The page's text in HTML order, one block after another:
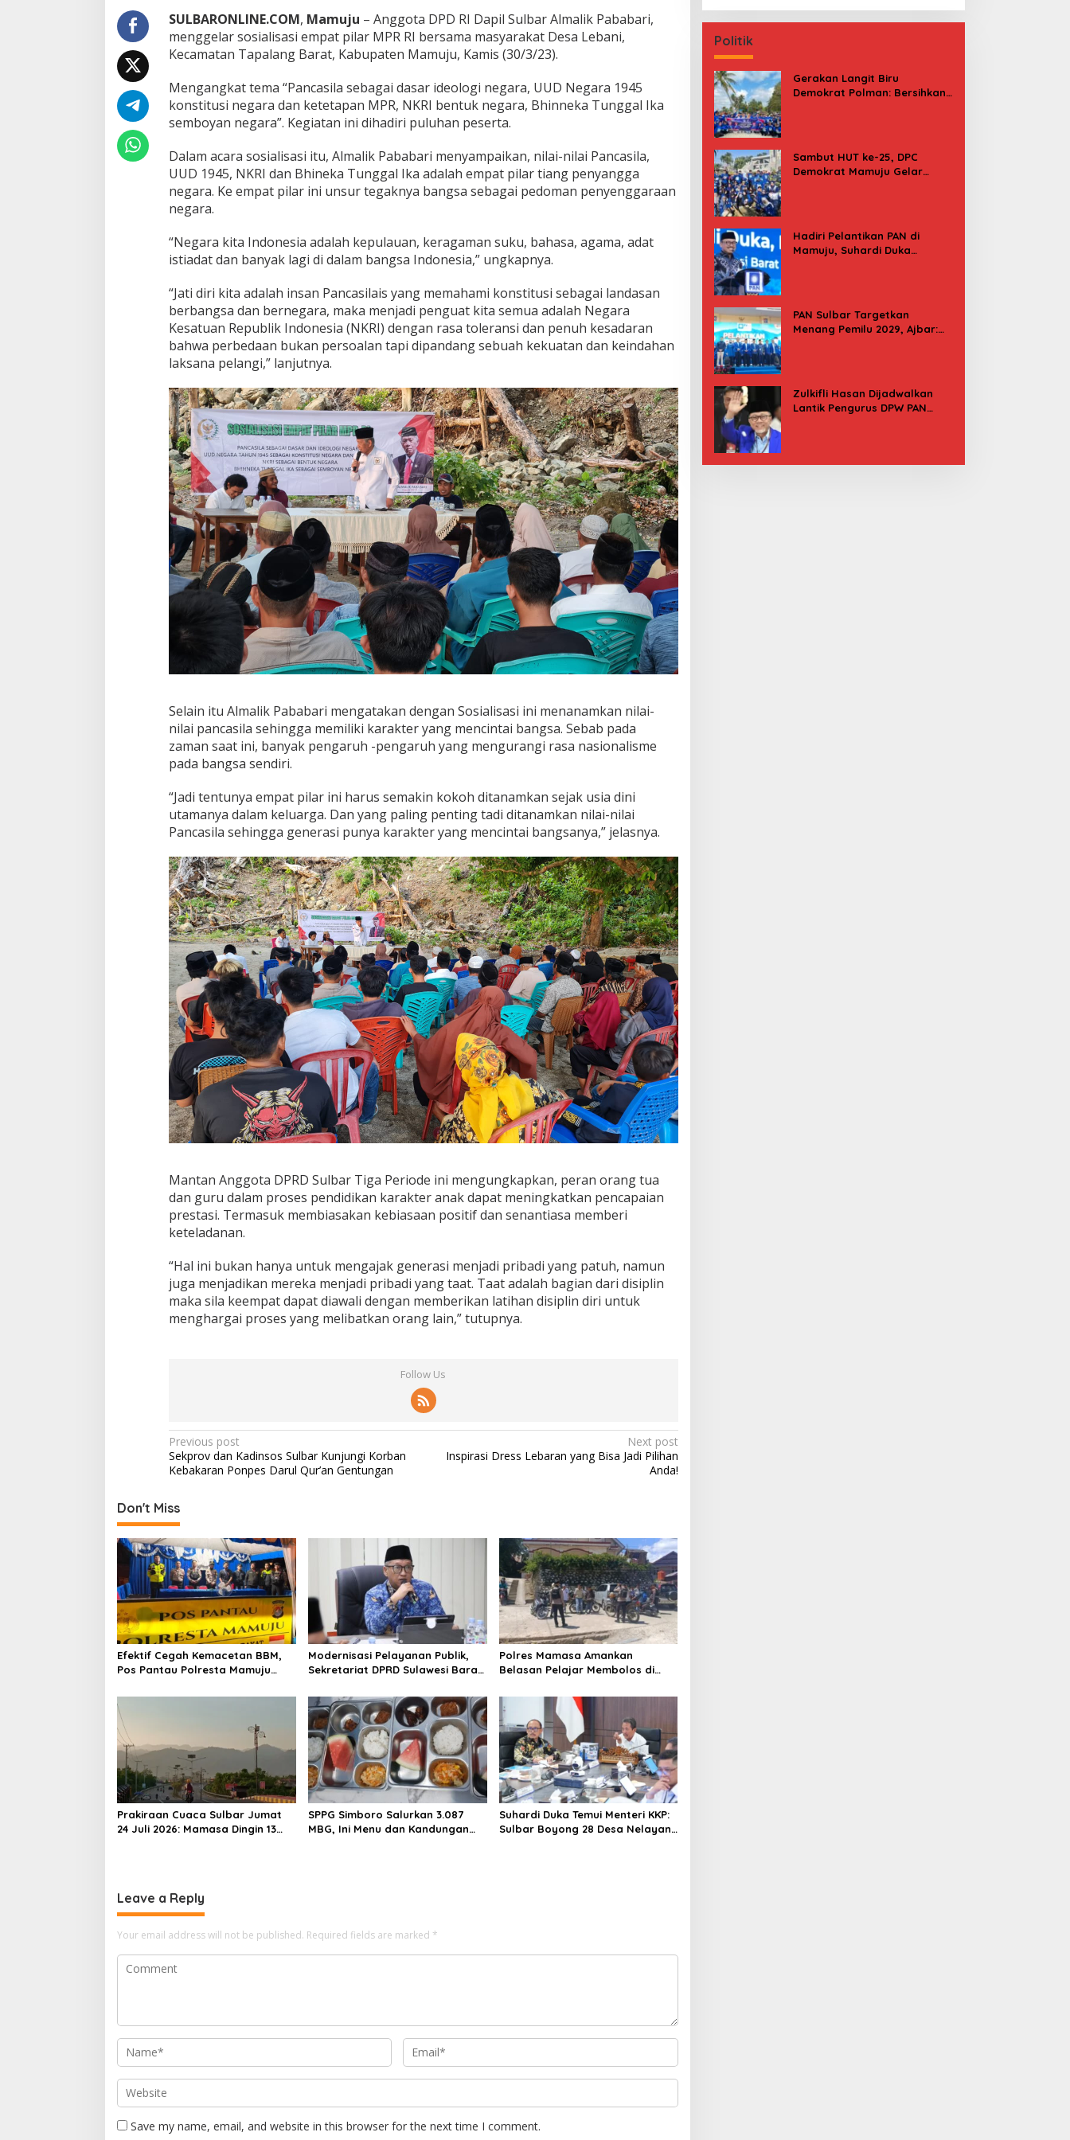
s
a
s
i
P
i
l
a
d
i
D
L
e
a
i
SULBARONLINE.COM, Mamuju – Anggota DPD RI Dapil Sulbar Almalik Pababari,
menggelar sosialisasi empat pilar MPR RI bersama masyarakat Desa Lebani,
Kecamatan Tapalang Barat, Kabupaten Mamuju, Kamis (30/3/23).
Mengangkat tema “Pancasila sebagai dasar ideologi negara, UUD Negara 1945
konstitusi negara dan ketetapan MPR, NKRI bentuk negara, Bhinneka Tunggal Ika
semboyan negara”. Kegiatan ini dihadiri puluhan peserta.
Dalam acara sosialisasi itu, Almalik Pababari menyampaikan, nilai-nilai Pancasila,
UUD 1945, NKRI dan Bhineka Tunggal Ika adalah empat pilar tiang penyangga
negara. Ke empat pilar ini unsur tegaknya bangsa sebagai pedoman penyenggaraan
negara.
“Negara kita Indonesia adalah kepulauan, keragaman suku, bahasa, agama, adat
istiadat dan banyak lagi di dalam bangsa Indonesia,” ungkapnya.
“Jati diri kita adalah insan Pancasilais yang memahami konstitusi sebagai landasan
berbangsa dan bernegara, maka menjadi penguat kita semua adalah Negara
Kesatuan Republik Indonesia (NKRI) dengan rasa toleransi dan penuh kesadaran
bahwa perbedaan bukan persoalan tapi dipandang sebuah kekuatan dan keindahan
laksana pelangi,” lanjutnya.
Selain itu Almalik Pababari mengatakan dengan Sosialisasi ini menanamkan nilai-
nilai pancasila sehingga memiliki karakter yang mencintai bangsa. Sebab pada
zaman saat ini, banyak pengaruh -pengaruh yang mengurangi rasa nasionalisme
pada bangsa sendiri.
“Jadi tentunya empat pilar ini harus semakin kokoh ditanamkan sejak usia dini
utamanya dalam keluarga. Dan yang paling penting tadi ditanamkan nilai-nilai
Pancasila sehingga generasi punya karakter yang mencintai bangsanya,” jelasnya.
Mantan Anggota DPRD Sulbar Tiga Periode ini mengungkapkan, peran orang tua
dan guru dalam proses pendidikan karakter anak dapat meningkatkan pencapaian
prestasi. Termasuk membiasakan kebiasaan positif dan senantiasa memberi
keteladanan.
“Hal ini bukan hanya untuk mengajak generasi menjadi pribadi yang patuh, namun
juga menjadikan mereka menjadi pribadi yang taat. Taat adalah bagian dari disiplin
maka sila keempat dapat diawali dengan memberikan latihan disiplin diri untuk
menghargai proses yang melibatkan orang lain,” tutupnya.
Follow Us
P
o
t
n
a
v
i
g
a
t
i
Previous post
Sekprov dan Kadinsos Sulbar Kunjungi Korban
Kebakaran Ponpes Darul Qur’an Gentungan
Next post
Inspirasi Dress Lebaran yang Bisa Jadi Pilihan
Anda!
Don't Miss
Efektif Cegah Kemacetan BBM,
Pos Pantau Polresta Mamuju
Modernisasi Pelayanan Publik,
Sekretariat DPRD Sulawesi Barat
Polres Mamasa Amankan
Belasan Pelajar Membolos di
Diantar Kembali ke Sekolah
Prakiraan Cuaca Sulbar Jumat
24 Juli 2026: Mamasa Dingin 13
SPPG Simboro Salurkan 3.087
MBG, Ini Menu dan Kandungan
Suhardi Duka Temui Menteri KKP:
Sulbar Boyong 28 Desa Nelayan
Leave a Reply
Your email address will not be published. Required fields are marked *
Save my name, email, and website in this browser for the next time I comment.
Politik
Gerakan Langit Biru
Demokrat Polman: Bersihkan
Sambut HUT ke-25, DPC
Demokrat Mamuju Gelar
Hadiri Pelantikan PAN di
Mamuju, Suhardi Duka
PAN Sulbar Targetkan
Menang Pemilu 2029, Ajbar:
Zulkifli Hasan Dijadwalkan
Lantik Pengurus DPW PAN